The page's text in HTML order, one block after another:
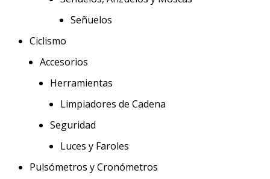
Señuelos
Ciclismo
Accesorios
Herramientas
Limpiadores de Cadena
Seguridad
Luces y Faroles
Pulsómetros y Cronómetros